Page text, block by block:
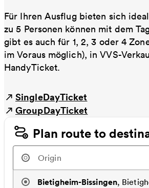
Für Ihren Ausflug bieten sich
zu 5 Personen können mit dem
gibt es auch für 1, 2, 3 oder 4
im Voraus möglich), in VVS-
HandyTicket.
SingleDayTicket
GroupDayTicket
Plan route to
Bietigheim-Bissingen,